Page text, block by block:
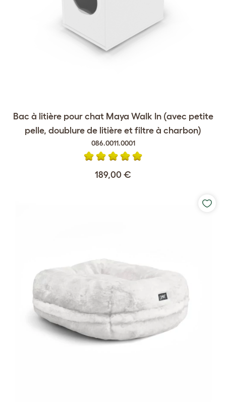
Bac à litière pour chat Maya Walk In (avec petite
pelle, doublure de litière et filtre à charbon)
086.0011.0001
189,00 €